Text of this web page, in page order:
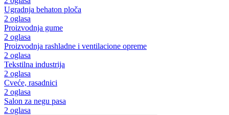
Ugradnja behaton ploča
2 oglasa
Proizvodnja gume
2 oglasa
Proizvodnja rashladne i ventilacione opreme
2 oglasa
Tekstilna industrija
2 oglasa
Cveće, rasadnici
2 oglasa
Salon za negu pasa
2 oglasa